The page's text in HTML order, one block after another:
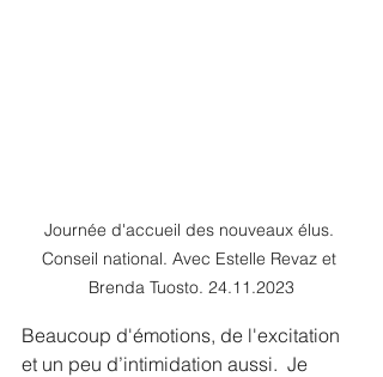
Journée d'accueil des nouveaux élus.
Conseil national. Avec Estelle Revaz et
Brenda Tuosto. 24.11.2023
Beaucoup d'émotions, de l'excitation
et un peu d’intimidation aussi.  Je